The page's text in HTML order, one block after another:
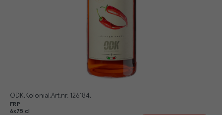
ODK Kolonial Art.nr. 126184
FRP
6x75 cl